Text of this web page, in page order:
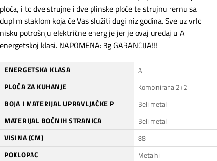
ploča, i to dve strujne i dve plinske ploče te strujnu rernu sa
duplim staklom koja će Vas služiti dugi niz godina. Sve uz vrlo
nisku potrošnju električne energije jer je ovaj uređaj u A
energetskoj klasi. NAPOMENA: 3g GARANCIJA!!!
ENERGETSKA KLASA
A
PLOČA ZA KUHANJE
Kombinirana 2+2
BOJA I MATERIJAL UPRAVLJAČKE P
Beli metal
MATERIJAL BOČNIH STRANICA
Beli metal
VISINA (CM)
88
POKLOPAC
Metalni